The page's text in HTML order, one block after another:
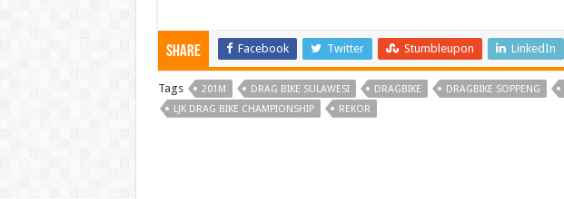
Share Facebook Twitter Stumbleupon LinkedIn
Tags 201M DRAG BIKE SULAWESI DRAGBIKE DRAGBIKE SOPPENG
LJK DRAG BIKE CHAMPIONSHIP
REKOR